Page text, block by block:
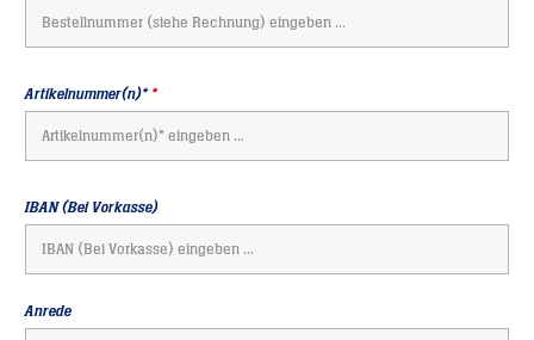
Artikelnummer(n)* *
IBAN (Bei Vorkasse)
Anrede